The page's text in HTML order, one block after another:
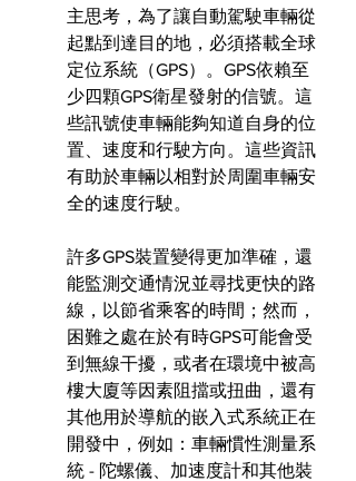
主思考，為了讓自動駕駛車輛從
起點到達目的地，必須搭載全球
定位系統（GPS）。GPS依賴至
少四顆GPS衛星發射的信號。這
些訊號使車輛能夠知道自身的位
置、速度和行駛方向。這些資訊
有助於車輛以相對於周圍車輛安
全的速度行駛。
許多GPS裝置變得更加準確，還
能監測交通情況並尋找更快的路
線，以節省乘客的時間；然而，
困難之處在於有時GPS可能會受
到無線干擾，或者在環境中被高
樓大廈等因素阻擋或扭曲，還有
其他用於導航的嵌入式系統正在
開發中，例如：車輛慣性測量系
統 - 陀螺儀、加速度計和其他裝